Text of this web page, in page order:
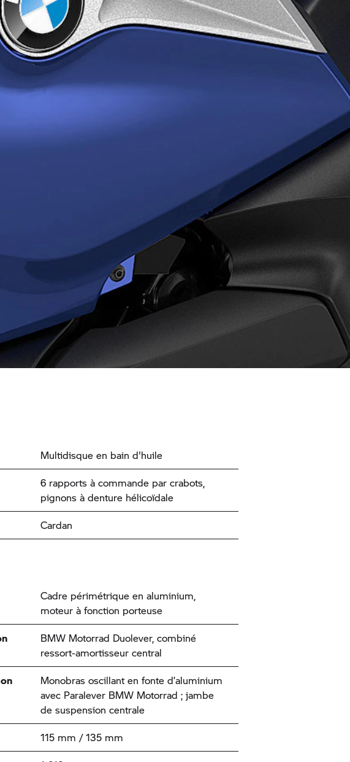
Multidisque en bain d'huile
6 rapports à commande par crabots,
pignons à denture hélicoïdale
Cardan
Cadre périmétrique en aluminium,
moteur à fonction porteuse
BMW Motorrad Duolever, combiné
ressort-amortisseur central
Monobras oscillant en fonte d’aluminium
avec Paralever BMW Motorrad ; jambe
de suspension centrale
115 mm / 135 mm